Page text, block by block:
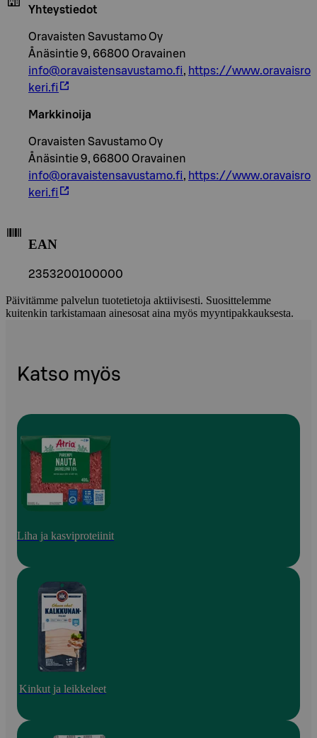
Yhteystiedot
Oravaisten Savustamo Oy
Ånäsintie 9, 66800 Oravainen
info@oravaistensavustamo.fi, https://www.oravaisro
keri.fi
Markkinoija
Oravaisten Savustamo Oy
Ånäsintie 9, 66800 Oravainen
info@oravaistensavustamo.fi, https://www.oravaisro
keri.fi
EAN
2353200100000
Päivitämme palvelun tuotetietoja aktiivisesti. Suosittelemme
kuitenkin tarkistamaan ainesosat aina myös myyntipakkauksesta.
Katso myös
Liha ja kasviproteiinit
Kinkut ja leikkeleet